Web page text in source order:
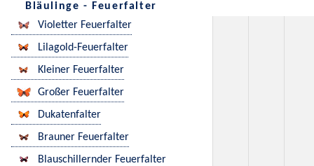
Bläulinge - Feuerfalter
Violetter Feuerfalter
Lilagold-Feuerfalter
Kleiner Feuerfalter
Großer Feuerfalter
Dukatenfalter
Brauner Feuerfalter
Blauschillernder Feuerfalter